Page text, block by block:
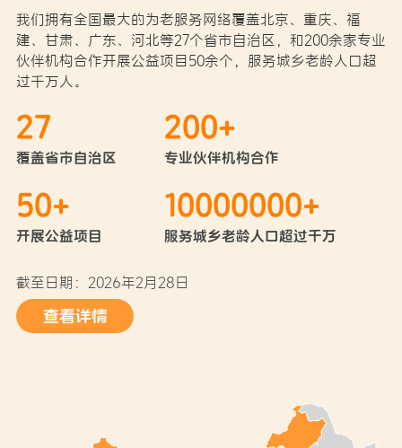
我们拥有全国最大的为老服务网络覆盖北京、重庆、福
建、甘肃、广东、河北等27个省市自治区，和200余家专业
伙伴机构合作开展公益项目50余个，服务城乡老龄人口超
过千万人。
27
覆盖省市自治区
200+
专业伙伴机构合作
50+
开展公益项目
10000000+
服务城乡老龄人口超过千万
截至日期：2026年2月28日
查看详情